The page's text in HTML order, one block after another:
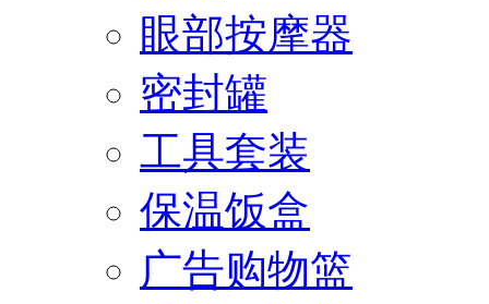
眼部按摩器
密封罐
工具套装
保温饭盒
广告购物篮